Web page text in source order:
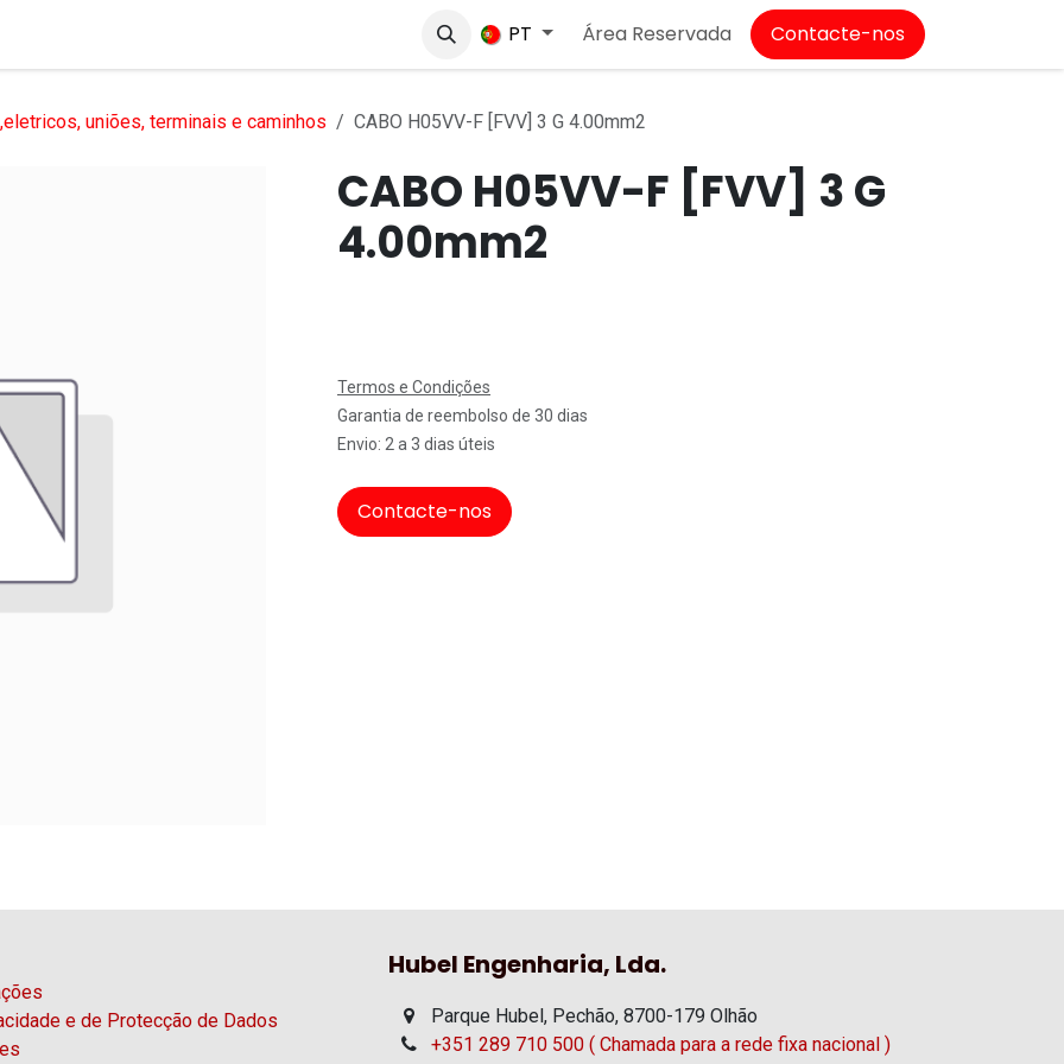
Empregos
PT Área Reservada Contacte-nos
uniões, terminais e caminhos CABO H05VV-F [FVV] 3 G 4.00mm2
CABO H05VV-F [FVV] 3 G
4.00mm2
Termos e Condições
Garantia de reembolso de 30 dias
Envio: 2 a 3 dias úteis
Contacte-nos
Hubel Engenharia, Lda.
Parque Hubel, Pechão, 8700-179 Olhão
+351 289 710 500 ( Chamada para a rede fixa nacional )
e de Protecção de Dados